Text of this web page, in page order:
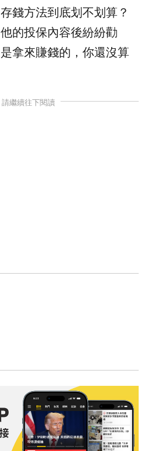
錢方法到底划不划算？
的投保內容後紛紛勸
拿來賺錢的，你還沒算
繼續往下閱讀